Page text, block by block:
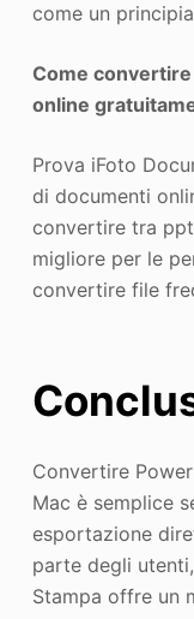
come un
Come convertire
online
Prova iFoto
di documenti
convertire tra
migliore per le
convertire file
Convertire
Mac è semplice
esportazione
parte degli
Stampa offre un